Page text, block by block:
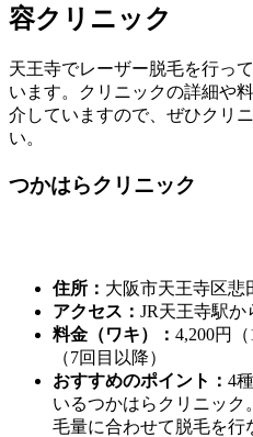
容クリニック
天王寺でレーザー脱毛を行っ
います。クリニックの詳細や
介していますので、ぜひクリ
い。
つかはらクリニック
住所： 大阪市天王寺区悲
アクセス： JR天王寺駅か
料金（ワキ）： 4,200円
（7回目以降）
おすすめのポイント： 4
いるつかはらクリニック
毛量に合わせて脱毛を行